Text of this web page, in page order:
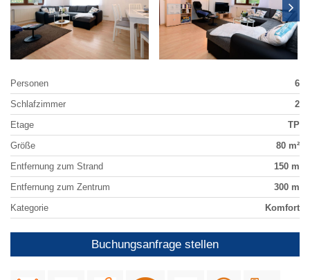
Personen
6
Schlafzimmer
2
Etage
TP
Größe
80 m²
Entfernung zum Strand
150 m
Entfernung zum Zentrum
300 m
Kategorie
Komfort
Buchungsanfrage stellen